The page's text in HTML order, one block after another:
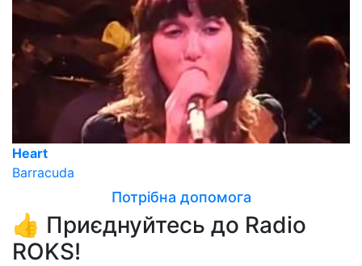
Heart
Barracuda
Потрібна допомога
👍 Приєднуйтесь до Radio
ROKS!